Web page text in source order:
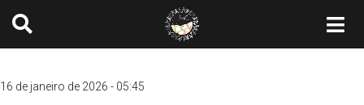
16 de janeiro de 2026 - 05:45